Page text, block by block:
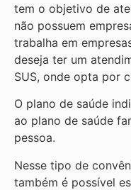
tem o objetivo de
não possuem
trabalha em
deseja ter um
SUS, onde opta por
O plano de saúde
ao plano de saúde
pessoa.
Nesse tipo de
também é possível